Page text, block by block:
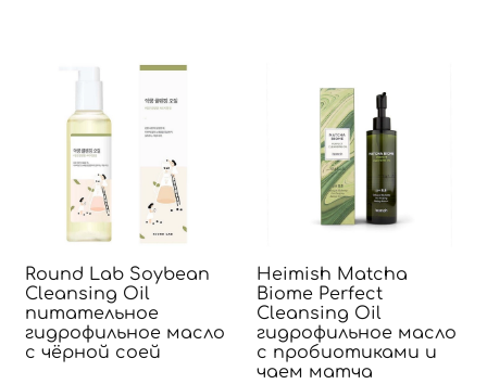
Round Lab Soybean
Cleansing Oil
питательное
гидрофильное масло
с чёрной соей
Heimish Matcha
Biome Perfect
Cleansing Oil
гидрофильное масло
с пробиотиками и
чаем матча